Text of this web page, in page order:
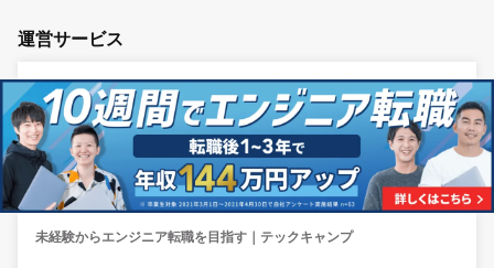
運営サービス
未経験からエンジニア転職を目指す｜テックキャンプ